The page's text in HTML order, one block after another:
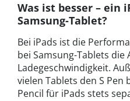
Was ist besser – ein
Samsung-Tablet?
Bei iPads ist die
bei Samsung-Tablets die
Ladegeschwindigkeit.
vielen Tablets den S
Pencil für iPads stets